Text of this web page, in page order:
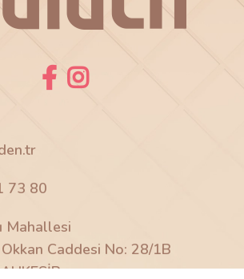
73 80
Mahallesi
Caddesi No: 28/1B